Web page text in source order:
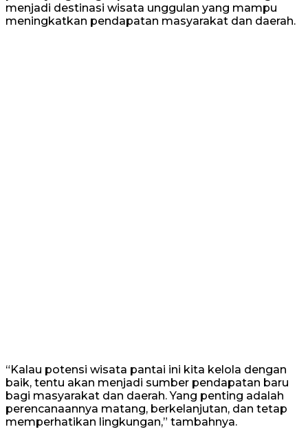
menjadi destinasi wisata unggulan yang mampu
meningkatkan pendapatan masyarakat dan daerah.
“Kalau potensi wisata pantai ini kita kelola dengan
baik, tentu akan menjadi sumber pendapatan baru
bagi masyarakat dan daerah. Yang penting adalah
perencanaannya matang, berkelanjutan, dan tetap
memperhatikan lingkungan,” tambahnya.